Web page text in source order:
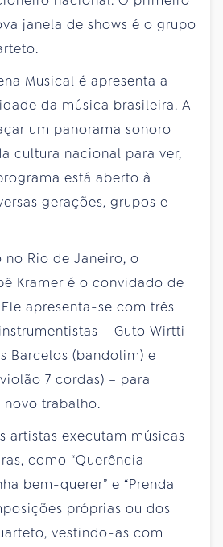
janela de shows é o grupo
Musical é apresenta a
da música brasileira. A
um panorama sonoro
cultura nacional para ver,
está aberto à
gerações, grupos e
Rio de Janeiro, o
Kramer é o convidado de
apresenta-se com três
– Guto Wirtti
Barcelos (bandolim) e
7 cordas) – para
novo trabalho.
artistas executam músicas
como “Querência
bem-querer” e “Prenda
próprias ou dos
vestindo-as com